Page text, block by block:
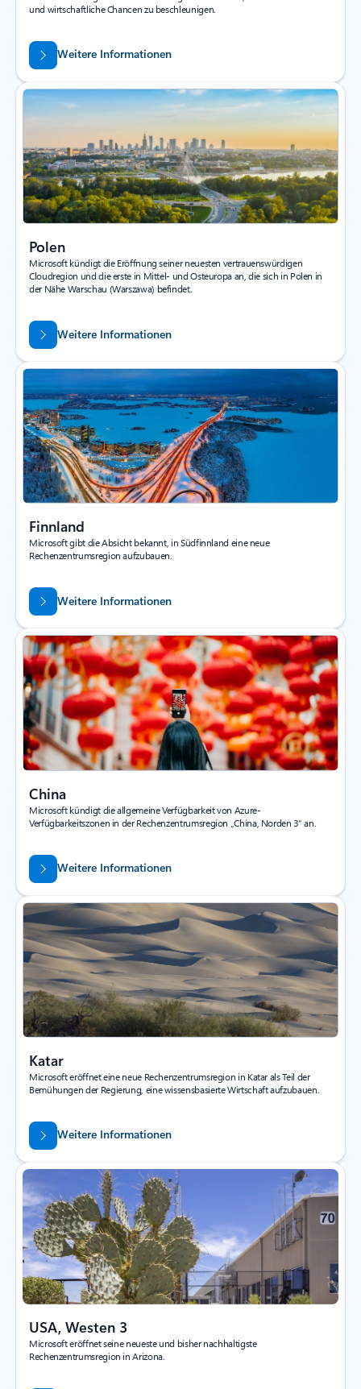
und wirtschaftliche Chancen zu beschleunigen.
Weitere Informationen
Polen
Microsoft kündigt die Eröffnung seiner neuesten vertrauenswürdigen
Cloudregion und die erste in Mittel- und Osteuropa an, die sich in Polen in
der Nähe Warschau (Warszawa) befindet.
Weitere Informationen
Finnland
Microsoft gibt die Absicht bekannt, in Südfinnland eine neue
Rechenzentrumsregion aufzubauen.
Weitere Informationen
China
Microsoft kündigt die allgemeine Verfügbarkeit von Azure-
Verfügbarkeitszonen in der Rechenzentrumsregion „China, Norden 3“ an.
Weitere Informationen
Katar
Microsoft eröffnet eine neue Rechenzentrumsregion in Katar als Teil der
Bemühungen der Regierung, eine wissensbasierte Wirtschaft aufzubauen.
Weitere Informationen
USA, Westen 3
Microsoft eröffnet seine neueste und bisher nachhaltigste
Rechenzentrumsregion in Arizona.